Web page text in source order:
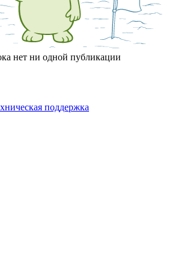
нет ни одной публикации
поддержка